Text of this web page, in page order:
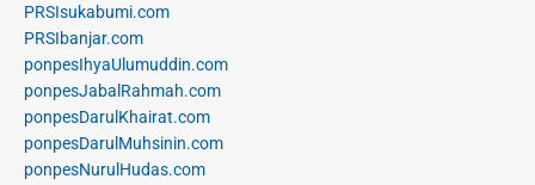
PRSIsukabumi.com
PRSIbanjar.com
ponpesIhyaUlumuddin.com
ponpesJabalRahmah.com
ponpesDarulKhairat.com
ponpesDarulMuhsinin.com
ponpesNurulHudas.com